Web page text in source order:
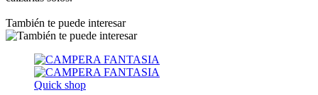
También te puede interesar
Quick shop